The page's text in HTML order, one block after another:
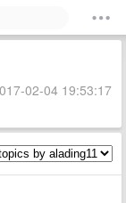
02-04 19:53:17